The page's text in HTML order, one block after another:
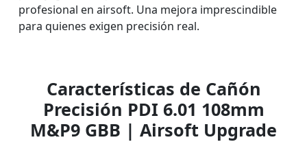
profesional en airsoft. Una mejora imprescindible
para quienes exigen precisión real.
Características de Cañón
Precisión PDI 6.01 108mm
M&P9 GBB | Airsoft Upgrade